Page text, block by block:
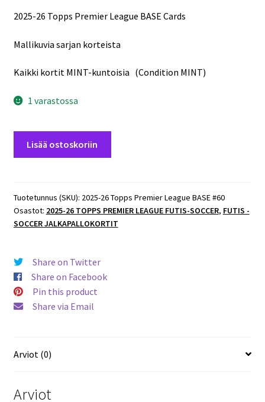
2025-26 Topps Premier League BASE Cards
Mallikuvia sarjan korteista
Kaikki kortit MINT-kuntoisia (Condition MINT)
1 varastossa
League
BASE
#60
Nørgaard
Brentford
määrä
Lisää ostoskoriin
Tuotetunnus (SKU): 2025-26 Topps Premier League BASE #60
Osastot: 2025-26 TOPPS PREMIER LEAGUE FUTIS-SOCCER, FUTIS -
SOCCER JALKAPALLOKORTIT
Share on Twitter
Share on Facebook
Pin this product
Share via Email
Arviot (0)
Arviot